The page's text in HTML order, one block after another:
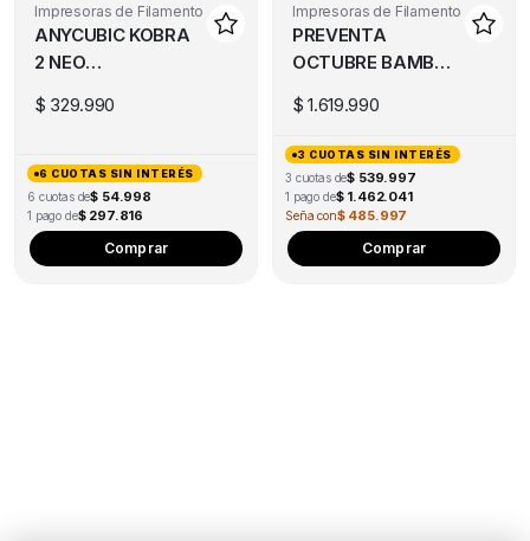
Impresoras de Filamento
ANYCUBIC KOBRA
2 NEO
$ 329.990
6 CUOTAS SIN INTERÉS
6 cuotas de$ 54.998
1 pago de$ 297.816
Comprar
Impresoras de Filamento
PREVENTA
OCTUBRE BAMBU
$ 1.619.990
3 CUOTAS SIN INTERÉS
3 cuotas de$ 539.997
1 pago de$ 1.462.041
Seña con$ 485.997
Comprar